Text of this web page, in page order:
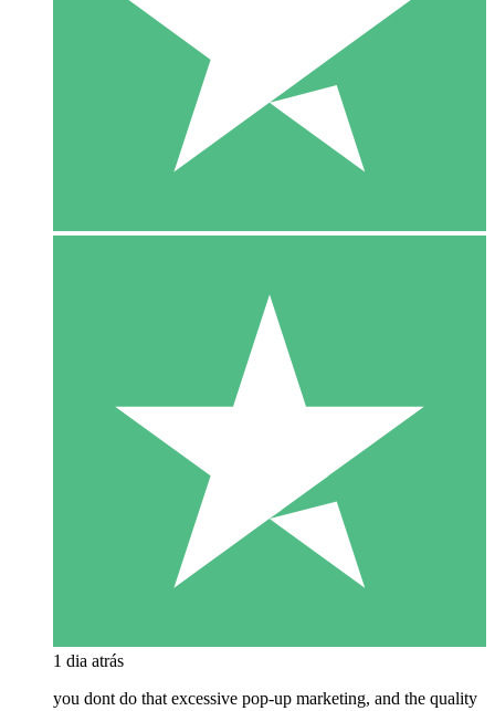
1 dia atrás
you dont do that excessive pop-up marketing, and the quality